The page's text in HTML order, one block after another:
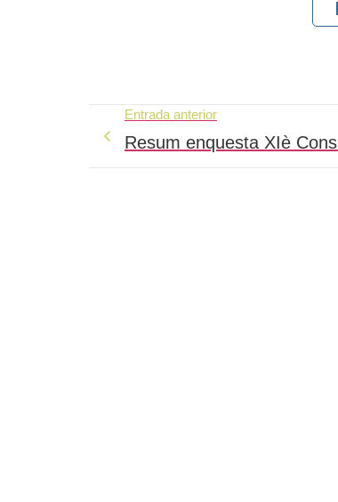
Entrada anterior
Resum enquesta XIè